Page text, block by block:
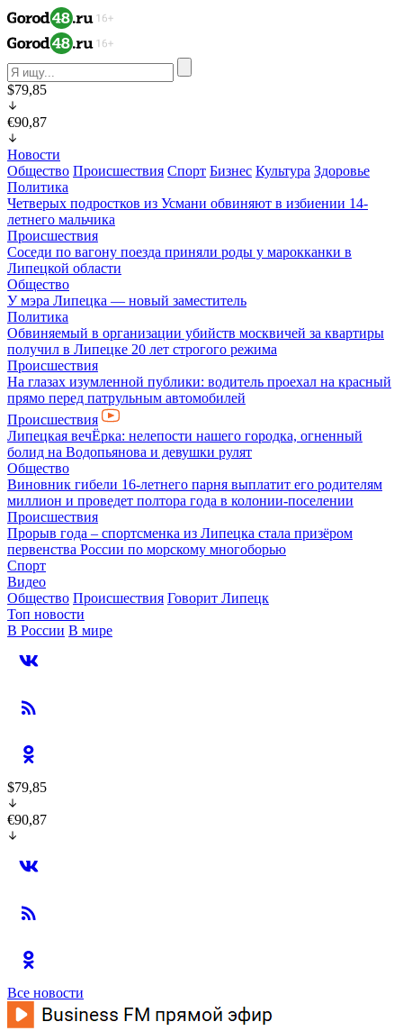
$79,85
€90,87
Новости
Общество Происшествия Спорт Бизнес Культура Здоровье
Политика
Четверых подростков из Усмани обвиняют в избиении 14-
летнего мальчика
Происшествия
Соседи по вагону поезда приняли роды у марокканки в
Липецкой области
Общество
У мэра Липецка — новый заместитель
Политика
Обвиняемый в организации убийств москвичей за квартиры
получил в Липецке 20 лет строгого режима
Происшествия
На глазах изумленной публики: водитель проехал на красный
прямо перед патрульным автомобилей
Происшествия
Липецкая вечЁрка: нелепости нашего городка, огненный
болид на Водопьянова и девушки рулят
Общество
Виновник гибели 16-летнего парня выплатит его родителям
миллион и проведет полтора года в колонии-поселении
Происшествия
Прорыв года – спортсменка из Липецка стала призёром
первенства России по морскому многоборью
Спорт
Видео
Общество Происшествия Говорит Липецк
Топ новости
В России В мире
$79,85
€90,87
Все новости